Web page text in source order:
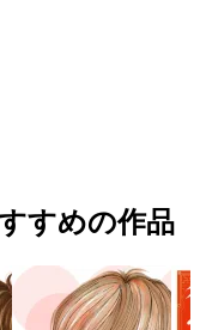
すめの作品